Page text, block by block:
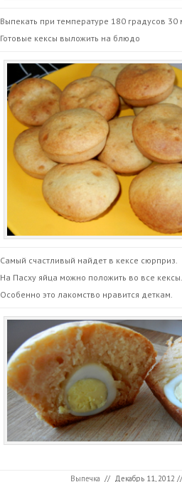
Выпекать при температуре 180 градусов 30
Готовые кексы выложить на блюдо
Самый счастливый найдет в кексе сюрприз.
На Пасху яйца можно положить во все кексы.
Особенно это лакомство нравится деткам.
Выпечка // Декабрь 11, 2012